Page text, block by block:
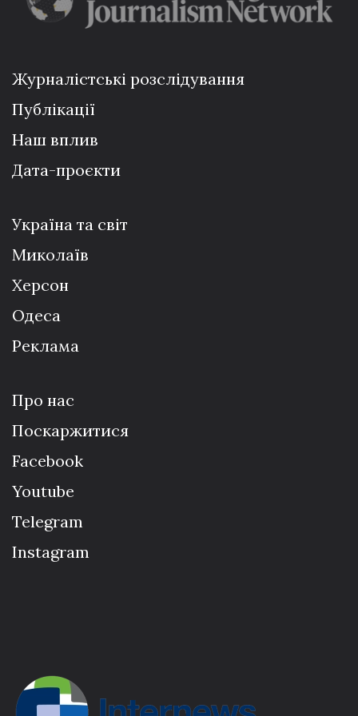
Журналістські розслідування
Публікації
Наш вплив
Дата-проєкти
Україна та світ
Миколаїв
Херсон
Одеса
Реклама
Про нас
Поскаржитися
Facebook
Youtube
Telegram
Instagram